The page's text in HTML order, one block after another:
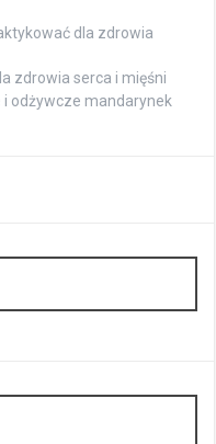
dla zdrowia
zdrowia serca i mięśni
odżywcze mandarynek